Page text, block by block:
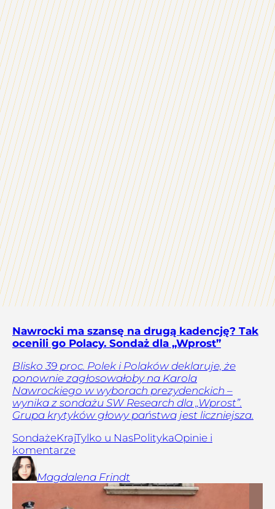
Nawrocki ma szansę na drugą kadencję? Tak
ocenili go Polacy. Sondaż dla „Wprost”
Blisko 39 proc. Polek i Polaków deklaruje, że
ponownie zagłosowałoby na Karola
Nawrockiego w wyborach prezydenckich –
wynika z sondażu SW Research dla „Wprost”.
Grupa krytyków głowy państwa jest liczniejsza.
SondażeKrajTylko u NasPolitykaOpinie i
komentarze
Magdalena Frindt